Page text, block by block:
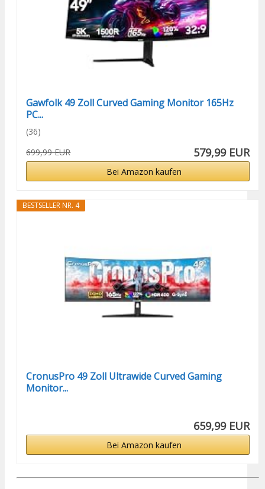
Gawfolk 49 Zoll Curved Gaming Monitor 165Hz
PC...
(36)
699,99 EUR
579,99 EUR
Bei Amazon kaufen
BESTSELLER NR. 4
CronusPro 49 Zoll Ultrawide Curved Gaming
Monitor...
659,99 EUR
Bei Amazon kaufen